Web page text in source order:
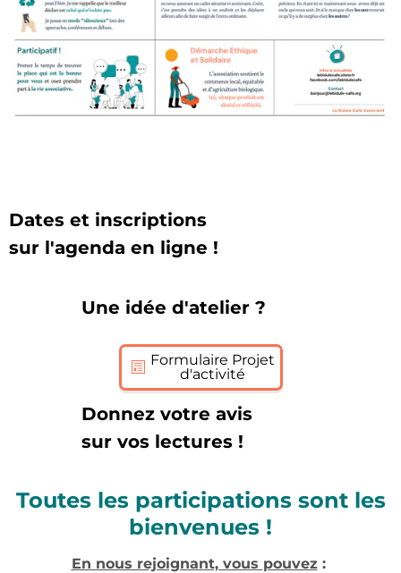
Dates et inscriptions
sur l'agenda en ligne !
Une idée d'atelier ?
Formulaire Projet
d'activité
Donnez votre avis
sur vos lectures !
Toutes les participations sont les
bienvenues !
En nous rejoignant, vous pouvez: